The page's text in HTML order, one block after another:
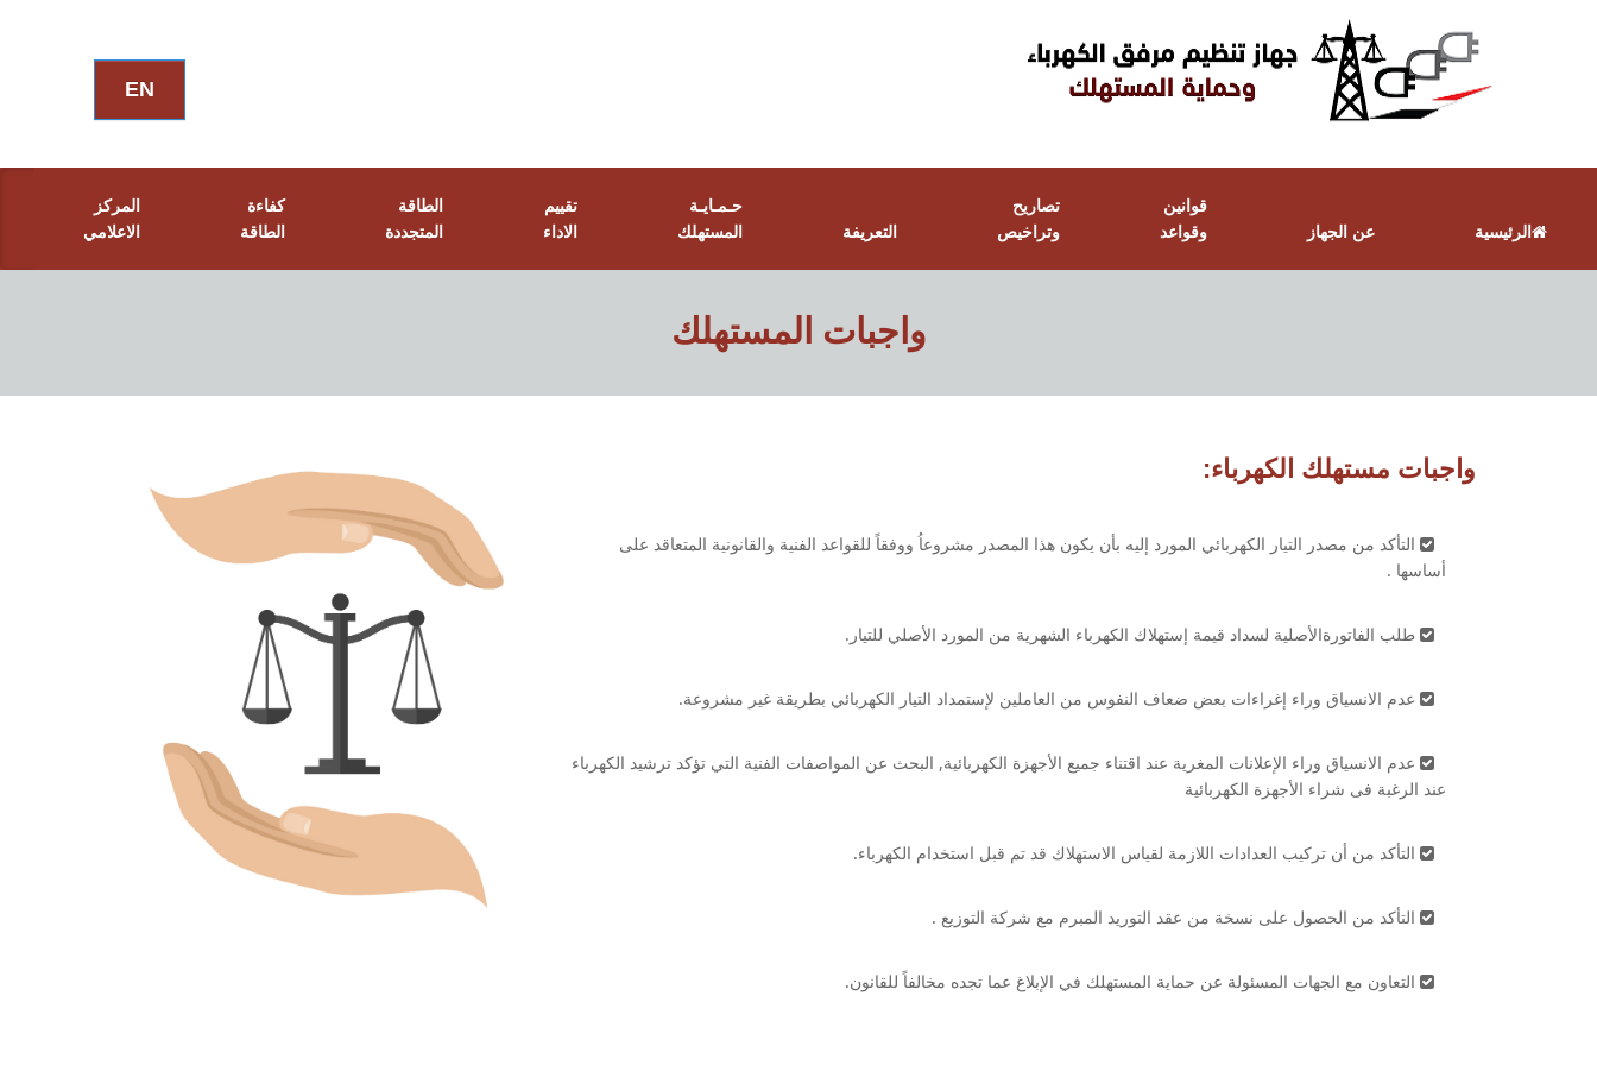
EN
الرئيسية عن الجهاز
قوانين
وقواعد
تصاريح
وتراخيص
التعريفة
حـمـايـة
المستهلك
تقييم
الاداء
الطاقة
المتجددة
كفاءة
الطاقة
المركز
الاعلامي
واجبات المستهلك
واجبات مستهلك الكهرباء:
التأكد من مصدر التيار الكهربائي المورد إليه بأن يكون هذا المصدر مشروعاُ ووفقاً للقواعد الفنية والقانونية المتعاقد على
أساسها .
طلب الفاتورةالأصلية لسداد قيمة إستهلاك الكهرباء الشهرية من المورد الأصلي للتيار.
عدم الانسياق وراء إغراءات بعض ضعاف النفوس من العاملين لإستمداد التيار الكهربائي بطريقة غير مشروعة.
عدم الانسياق وراء الإعلانات المغرية عند اقتناء جميع الأجهزة الكهربائية, البحث عن المواصفات الفنية التي تؤكد ترشيد الكهرباء
عند الرغبة فى شراء الأجهزة الكهربائية
التأكد من أن تركيب العدادات اللازمة لقياس الاستهلاك قد تم قبل استخدام الكهرباء.
التأكد من الحصول على نسخة من عقد التوريد المبرم مع شركة التوزيع .
التعاون مع الجهات المسئولة عن حماية المستهلك في الإبلاغ عما تجده مخالفاً للقانون.